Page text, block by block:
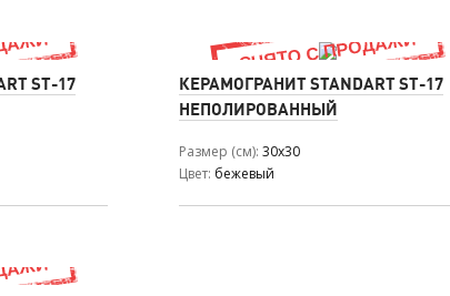
ST-17
КЕРАМОГРАНИТ STANDART ST-17
НЕПОЛИРОВАННЫЙ
Размер (см) 30x30
Цвет бежевый